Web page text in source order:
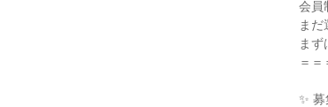
会員
まだ
ま
＝
✨